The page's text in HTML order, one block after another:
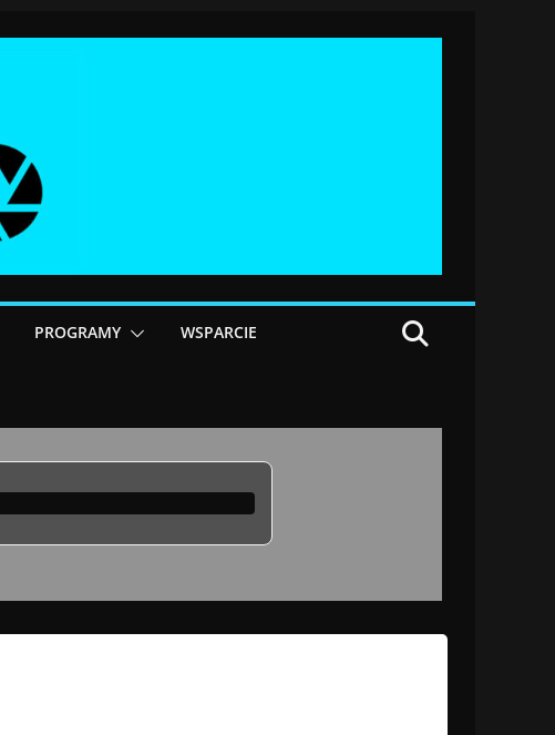
PROGRAMY WSPARCIE